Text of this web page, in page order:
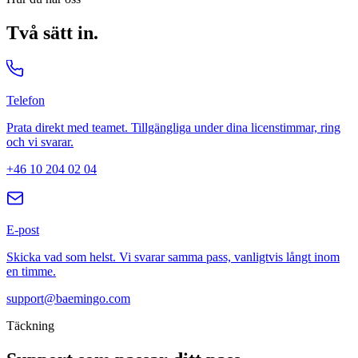
Två sätt in.
Telefon
Prata direkt med teamet. Tillgängliga under dina licenstimmar, ring
och vi svarar.
+46 10 204 02 04
E-post
Skicka vad som helst. Vi svarar samma pass, vanligtvis långt inom
en timme.
support@baemingo.com
Täckning